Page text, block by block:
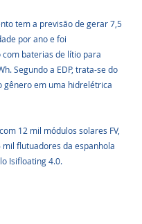
tem a previsão de gerar 7,5
por ano e foi
baterias de lítio para
Segundo a EDP, trata-se do
gênero em uma hidrelétrica
12 mil módulos solares FV,
mil flutuadores da espanhola
Isifloating 4.0.